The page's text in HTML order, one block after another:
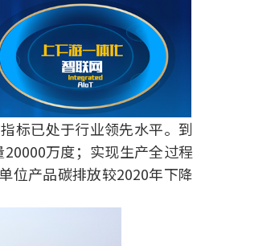
标已处于行业领先水平。到
万度；实现生产全过程
位产品碳排放较2020年下降